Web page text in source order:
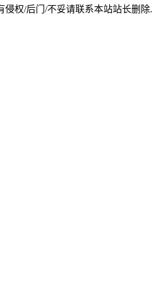
侵权/后门/不妥请联系本站站长删除.